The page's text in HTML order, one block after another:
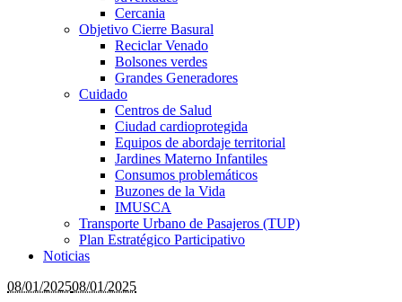
Cercania
Objetivo Cierre Basural
Reciclar Venado
Bolsones verdes
Grandes Generadores
Cuidado
Centros de Salud
Ciudad cardioprotegida
Equipos de abordaje territorial
Jardines Materno Infantiles
Consumos problemáticos
Buzones de la Vida
IMUSCA
Transporte Urbano de Pasajeros (TUP)
Plan Estratégico Participativo
Noticias
08/01/202508/01/2025